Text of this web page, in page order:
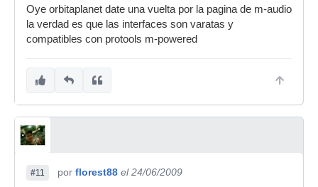
Oye orbitaplanet date una vuelta por la pagina de m-audio
la verdad es que las interfaces son varatas y
compatibles con protools m-powered
#11 por florest88 el 24/06/2009